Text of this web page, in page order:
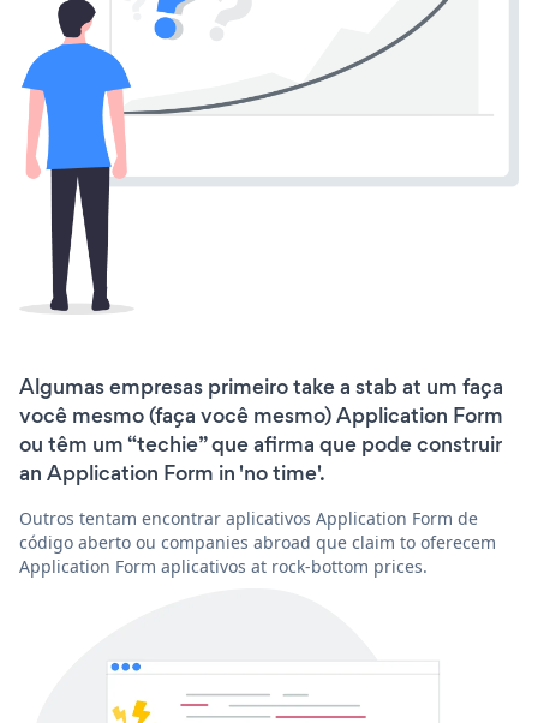
Algumas empresas primeiro take a stab at um faça
você mesmo (faça você mesmo) Application Form
ou têm um “techie” que afirma que pode construir
an Application Form in 'no time'.
Outros tentam encontrar aplicativos Application Form de
código aberto ou companies abroad que claim to oferecem
Application Form aplicativos at rock-bottom prices.